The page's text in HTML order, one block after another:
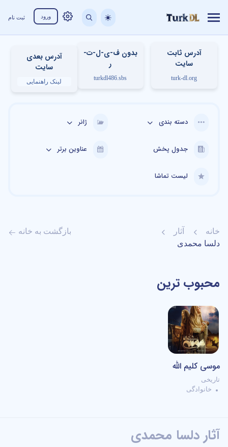
ورود ثبت نام
آدرس ثابت
سایت
turk-dl.org
بدون ف-ی-ل-ت-
ر
turkdl486.sbs
آدرس بعدی
سایت
لینک راهنمایی
دسته بندی ژانر
جدول پخش عناوین برتر
لیست تماشا
خانه
آثار
دلسا محمدی
بازگشت به خانه
محبوب ترین
WebDL
موسی کلیم الله
تاریخی
خانوادگی
آثار دلسا محمدی